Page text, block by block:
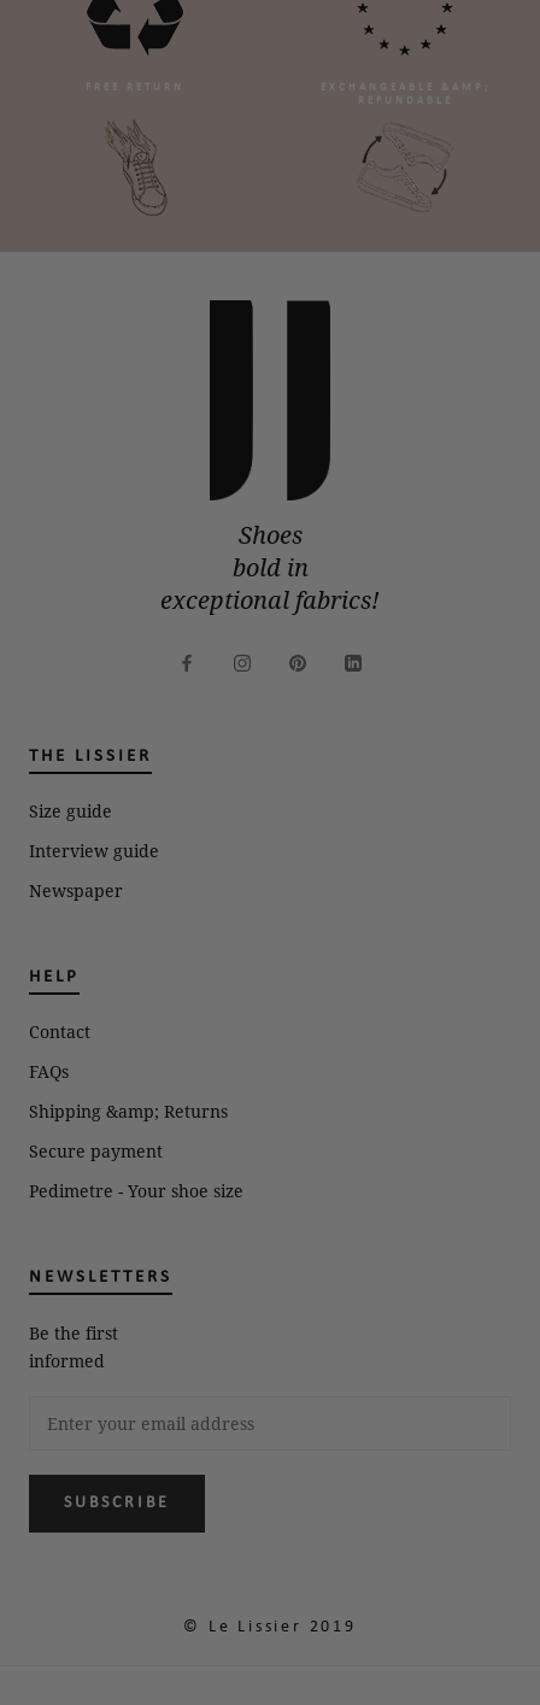
FREE RETURN
EXCHANGEABLE &AMP;
REFUNDABLE
Shoes
bold in
exceptional fabrics!
THE LISSIER
Size guide
Interview guide
Newspaper
HELP
Contact
FAQs
Shipping &amp; Returns
Secure payment
Pedimetre - Your shoe size
NEWSLETTERS
Be the first
informed
SUBSCRIBE
© Le Lissier 2019